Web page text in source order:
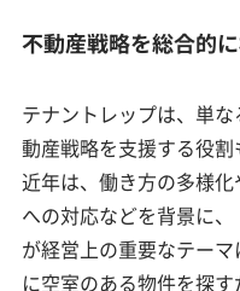
不動産戦略を総合的
テナントレップは、単
動産戦略を支援する役割
近年は、働き方の多様
への対応などを背景に、
が経営上の重要なテー
に空室のある物件を探